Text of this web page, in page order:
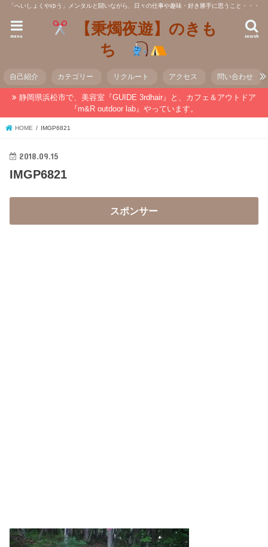
「へいしょくやゆう」メンタルと闘いながら、日々の仕事や趣味・好き勝手に思うこと・・・
【秉燭夜遊】のきも
ち
search
menu
自己紹介 カテゴリー リクルート アクセス 問い合わせ
静岡県浜松市で、美容室『GUIDE 3rdhair』と、カフェ＆アウトドア
『m&R outdoor lab』やっています。
HOME IMGP6821
2018.09.15
IMGP6821
スポンサー